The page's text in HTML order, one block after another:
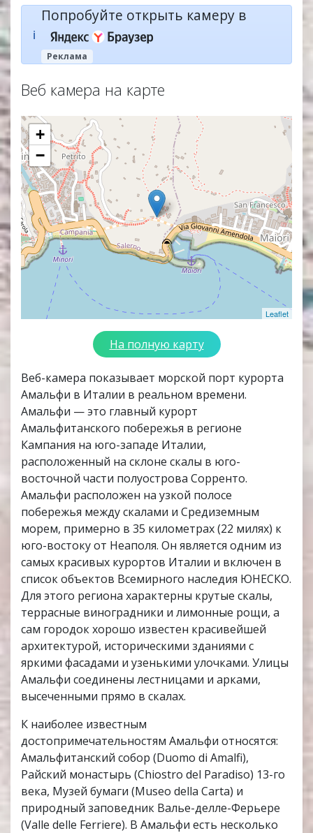
ℹ️
Попробуйте открыть камеру в
Реклама
Веб камера на карте
+
−
Leaflet
На полную карту
Веб-камера показывает морской порт курорта
Амальфи в Италии в реальном времени.
Амальфи — это главный курорт
Амальфитанского побережья в регионе
Кампания на юго-западе Италии,
расположенный на склоне скалы в юго-
восточной части полуострова Сорренто.
Амальфи расположен на узкой полосе
побережья между скалами и Средиземным
морем, примерно в 35 километрах (22 милях) к
юго-востоку от Неаполя. Он является одним из
самых красивых курортов Италии и включен в
список объектов Всемирного наследия ЮНЕСКО.
Для этого региона характерны крутые скалы,
террасные виноградники и лимонные рощи, а
сам городок хорошо известен красивейшей
архитектурой, историческими зданиями с
яркими фасадами и узенькими улочками. Улицы
Амальфи соединены лестницами и арками,
высеченными прямо в скалах.
К наиболее известным
достопримечательностям Амальфи относятся:
Амальфитанский собор (Duomo di Amalfi),
Райский монастырь (Chiostro del Paradiso) 13-го
века, Музей бумаги (Museo della Carta) и
природный заповедник Валье-делле-Ферьере
(Valle delle Ferriere). В Амальфи есть несколько